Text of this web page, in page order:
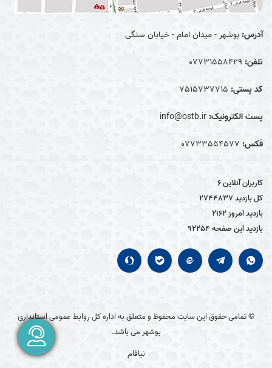
آدرس: بوشهر - میدان امام - خیابان سنگی
تلفن: 07731558429
کد پستی: 7515737715
پست الکترونیک: info@ostb.ir
فکس: 07733554577
کاربران آنلاین6
کل بازدید2744837
بازدید امروز2162
بازدید این صفحه92254
© تمامی حقوق این سایت محفوظ و متعلق به اداره کل روابط عمومی استانداری
بوشهر می باشد.
نیافام